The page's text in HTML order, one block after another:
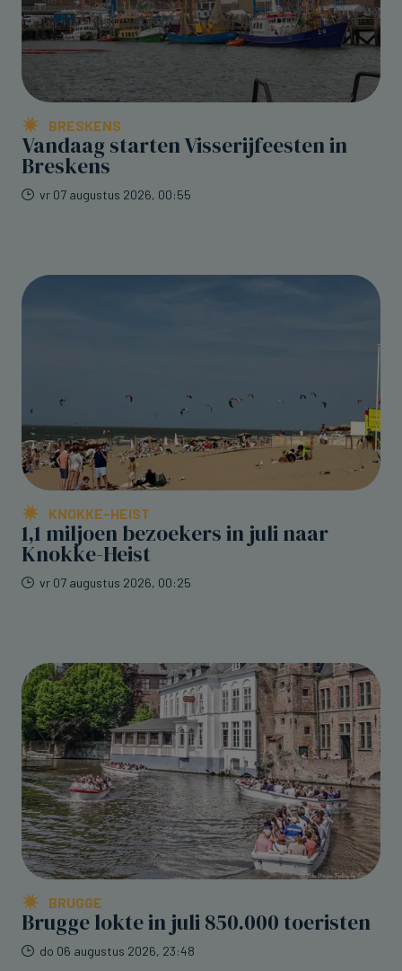
BRESKENS
Vandaag starten Visserijfeesten in
Breskens
vr 07 augustus 2026, 00:55
KNOKKE-HEIST
1,1 miljoen bezoekers in juli naar
Knokke-Heist
vr 07 augustus 2026, 00:25
BRUGGE
Brugge lokte in juli 850.000 toeristen
do 06 augustus 2026, 23:48